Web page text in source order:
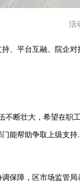
活
、平台互融、院企
不断壮大，希望在职
能帮助争取上级支
保障，区市场监管